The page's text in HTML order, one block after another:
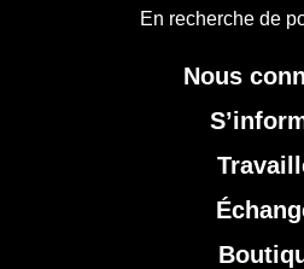
En recherche de
Nous